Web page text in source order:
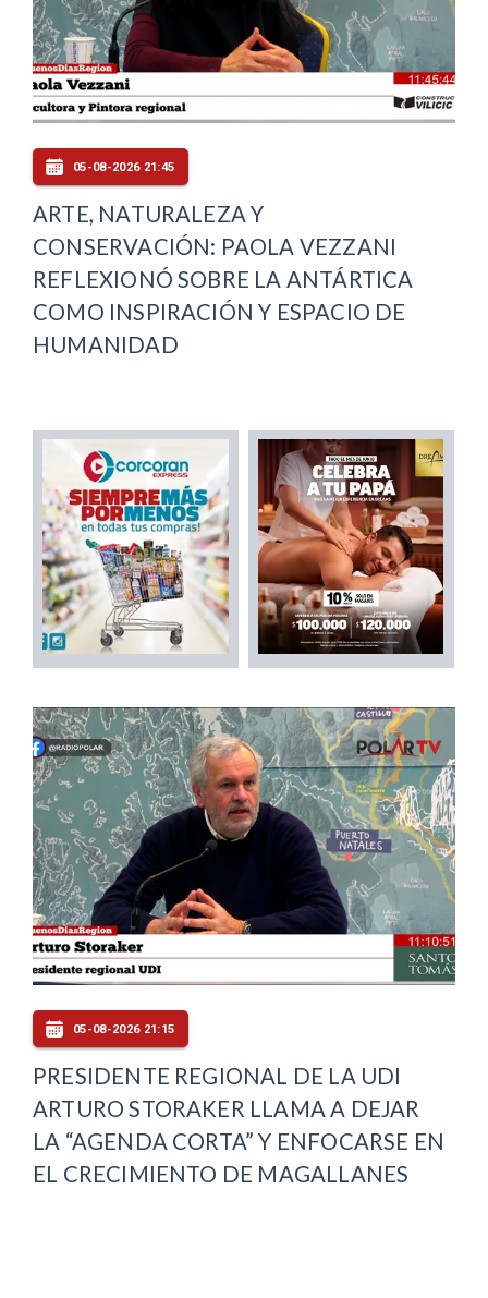
05-08-2026 21:45
ARTE, NATURALEZA Y
CONSERVACIÓN: PAOLA VEZZANI
REFLEXIONÓ SOBRE LA ANTÁRTICA
COMO INSPIRACIÓN Y ESPACIO DE
HUMANIDAD
05-08-2026 21:15
PRESIDENTE REGIONAL DE LA UDI
ARTURO STORAKER LLAMA A DEJAR
LA “AGENDA CORTA” Y ENFOCARSE EN
EL CRECIMIENTO DE MAGALLANES